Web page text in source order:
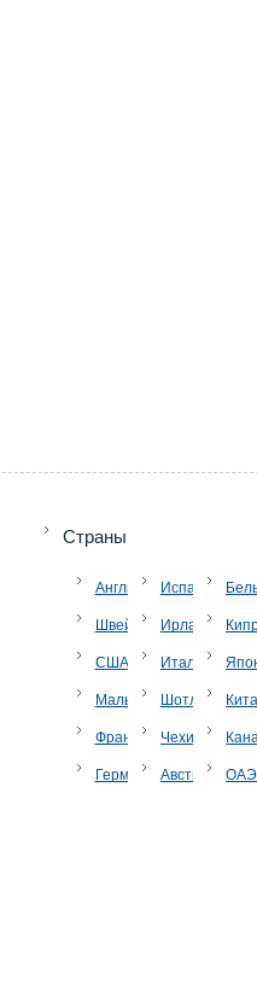
Страны
Англия
Швейцария
США
Мальта
Франция
Германия
Испания
Ирландия
Италия
Шотландия
Чехия
Австрия
Кипр
ОАЭ